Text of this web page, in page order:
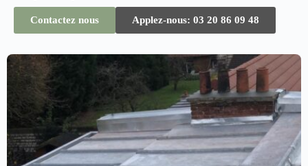
Contactez nous Applez-nous: 03 20 86 09 48